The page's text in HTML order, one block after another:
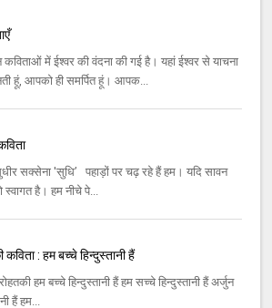
कविताओं में ईश्वर की वंदना की गई है। यहां ईश्वर से याचना
हूं, आपको ही समर्पित हूं। आपक...
सक्सेना 'सुधि’ पहाड़ों पर चढ़ रहे हैं हम। यदि सावन
स्वागत है। हम नीचे पे...
: हम बच्चे हिन्दुस्तानी हैं
हम बच्चे हिन्दुस्तानी हैं हम सच्चे हिन्दुस्तानी हैं अर्जुन
हैं हम...